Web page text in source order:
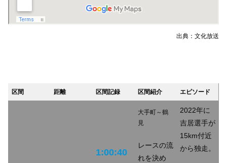
出典：文化放送
区間 距離 区間記録 区間紹介 エピソード
1:00:40
大手町～鶴
見
レースの流
れを決め
2022年に
吉居選手が
15km付近
から独走。